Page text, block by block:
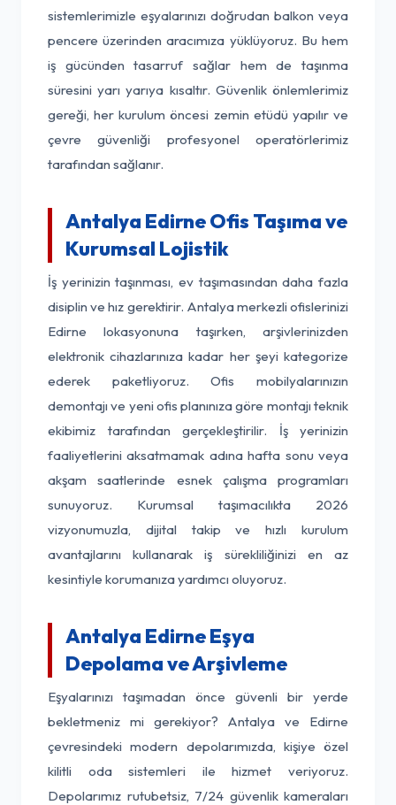
sistemlerimizle eşyalarınızı doğrudan balkon veya
pencere üzerinden aracımıza yüklüyoruz. Bu hem
iş gücünden tasarruf sağlar hem de taşınma
süresini yarı yarıya kısaltır. Güvenlik önlemlerimiz
gereği, her kurulum öncesi zemin etüdü yapılır ve
çevre güvenliği profesyonel operatörlerimiz
tarafından sağlanır.
Antalya Edirne Ofis Taşıma ve
Kurumsal Lojistik
İş yerinizin taşınması, ev taşımasından daha fazla
disiplin ve hız gerektirir. Antalya merkezli ofislerinizi
Edirne lokasyonuna taşırken, arşivlerinizden
elektronik cihazlarınıza kadar her şeyi kategorize
ederek paketliyoruz. Ofis mobilyalarınızın
demontajı ve yeni ofis planınıza göre montajı teknik
ekibimiz tarafından gerçekleştirilir. İş yerinizin
faaliyetlerini aksatmamak adına hafta sonu veya
akşam saatlerinde esnek çalışma programları
sunuyoruz. Kurumsal taşımacılıkta 2026
vizyonumuzla, dijital takip ve hızlı kurulum
avantajlarını kullanarak iş sürekliliğinizi en az
kesintiyle korumanıza yardımcı oluyoruz.
Antalya Edirne Eşya
Depolama ve Arşivleme
Eşyalarınızı taşımadan önce güvenli bir yerde
bekletmeniz mi gerekiyor? Antalya ve Edirne
çevresindeki modern depolarımızda, kişiye özel
kilitli oda sistemleri ile hizmet veriyoruz.
Depolarımız rutubetsiz, 7/24 güvenlik kameraları